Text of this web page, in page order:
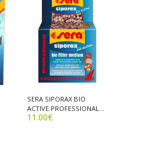
SERA SIPORAX BIO
ACTIVE PROFESSIONAL
210G
11.00€